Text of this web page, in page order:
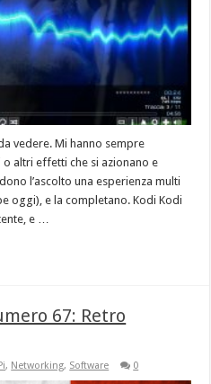
vedere. Mi hanno sempre
altri effetti che si azionano e
l’ascolto una esperienza multi
oggi), e la completano. Kodi Kodi
e …
67: Retro
, Networking, Software 0